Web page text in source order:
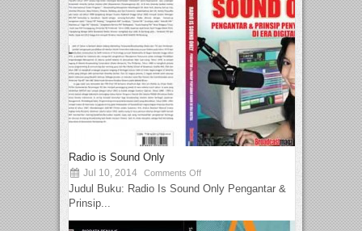
Radio is Sound Only
Jul 10, 2014 Comments Off
Judul Buku: Radio Is Sound Only Pengantar &
Prinsip...